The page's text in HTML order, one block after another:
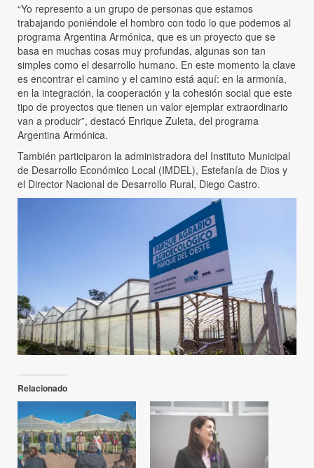
“Yo represento a un grupo de personas que estamos
trabajando poniéndole el hombro con todo lo que podemos al
programa Argentina Armónica, que es un proyecto que se
basa en muchas cosas muy profundas, algunas son tan
simples como el desarrollo humano. En este momento la clave
es encontrar el camino y el camino está aquí: en la armonía,
en la integración, la cooperación y la cohesión social que este
tipo de proyectos que tienen un valor ejemplar extraordinario
van a producir”, destacó Enrique Zuleta, del programa
Argentina Armónica.
También participaron la administradora del Instituto Municipal
de Desarrollo Económico Local (IMDEL), Estefanía de Dios y
el Director Nacional de Desarrollo Rural, Diego Castro.
Relacionado